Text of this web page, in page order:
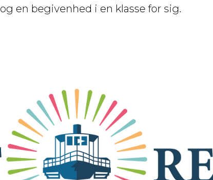
og en begivenhed i en klasse for sig.